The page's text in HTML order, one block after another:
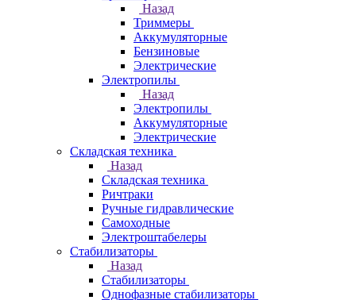
Назад
Триммеры
Аккумуляторные
Бензиновые
Электрические
Электропилы
Назад
Электропилы
Аккумуляторные
Электрические
Складская техника
Назад
Складская техника
Ричтраки
Ручные гидравлические
Самоходные
Электроштабелеры
Стабилизаторы
Назад
Стабилизаторы
Однофазные стабилизаторы